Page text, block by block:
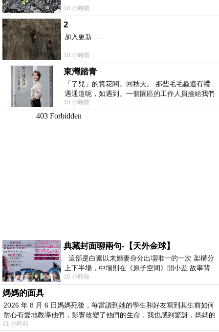
10 小時前
2
加入更新......
10 小時前
東灣踏青
「了兒」的賞花閣。回秋天。 那些毛毛蟲還有禮
遇通道呢，如遇到。一個園區的工作人員撿給我們
細賞。
10 小時前
典藏封面聊兩句-【天外金球】
這部是白素以未婚妻身分出場唯一的一次 架構分
上下半場，中場則在《原子空間》開小差 故事背
景影射西藏境外流亡 地下組織
10 小時前
媽媽的面具
2026 年 8 月 6 日媽媽死後，每當讀到她的學生和好友寫到其生前如何
耐心有愛地教導他們，影響改變了他們的生命，我也感到驚訝，媽媽的
11 小時前